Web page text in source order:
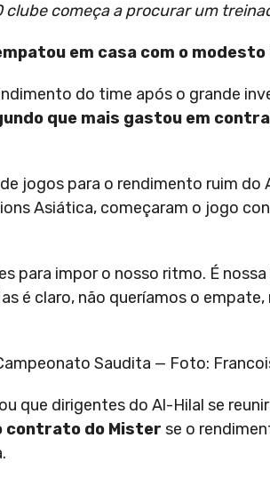
começa a procurar um
em casa com o modesto
do time após o grande
que mais gastou em
jogos para o rendimento ruim do
Asiática, começaram o jogo
para impor o nosso ritmo. É
é claro, não queríamos o
Saudita — Foto:
que dirigentes do Al-Hilal se
contrato do Mister se o